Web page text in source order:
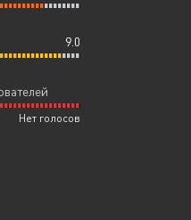
9.0
Нет голосов